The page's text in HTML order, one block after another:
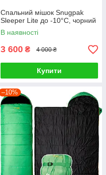
Спальний мішок Snugpak
Sleeper Lite до -10°С, чорний
В наявності
3 600 ₴ 4 000 ₴
Купити
–10%